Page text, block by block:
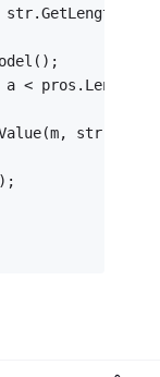
a < pros.Length;
str[a,